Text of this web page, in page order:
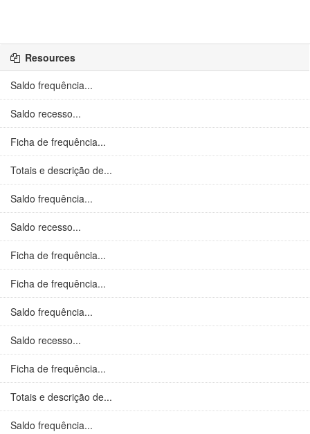
Resources
Saldo frequência...
Saldo recesso...
Ficha de frequência...
Totais e descrição de...
Saldo frequência...
Saldo recesso...
Ficha de frequência...
Ficha de frequência...
Saldo frequência...
Saldo recesso...
Ficha de frequência...
Totais e descrição de...
Saldo frequência...